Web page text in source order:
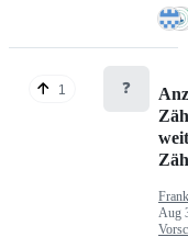
1 ❓
Aug